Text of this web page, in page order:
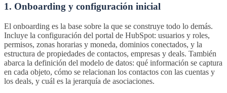
1. Onboarding y configuración inicial
El onboarding es la base sobre la que se construye todo lo demás.
Incluye la configuración del portal de HubSpot: usuarios y roles,
permisos, zonas horarias y moneda, dominios conectados, y la
estructura de propiedades de contactos, empresas y deals. También
abarca la definición del modelo de datos: qué información se captura
en cada objeto, cómo se relacionan los contactos con las cuentas y
los deals, y cuál es la jerarquía de asociaciones.